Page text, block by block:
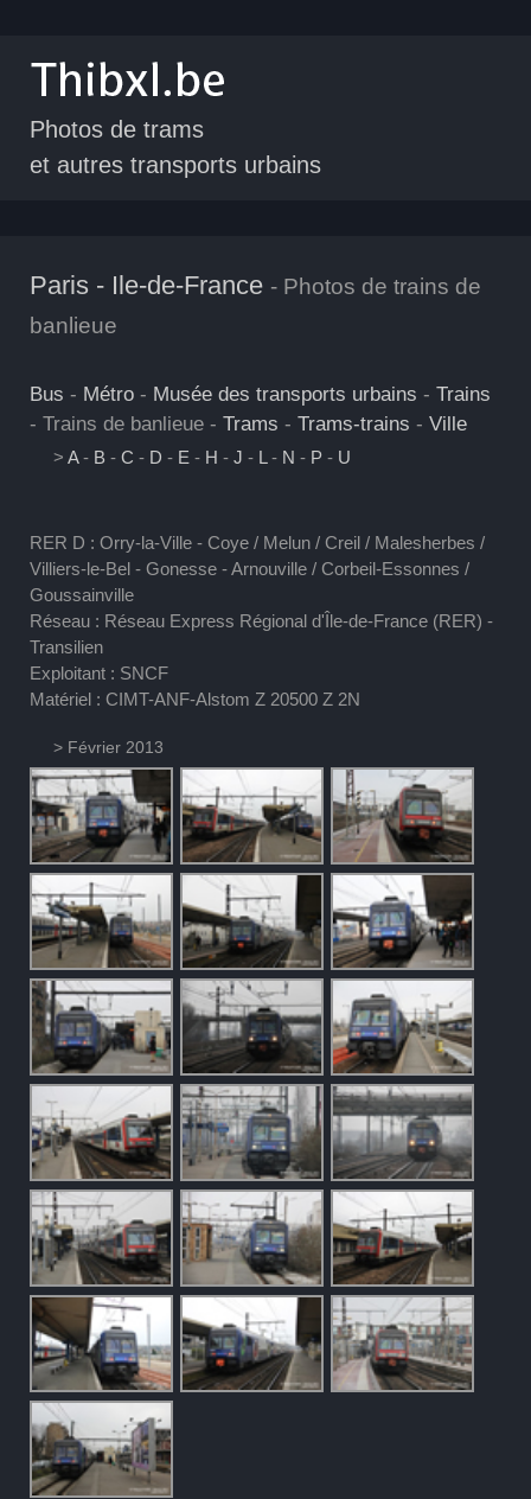
Photos de trams
et autres transports urbains
Paris - Ile-de-France - Photos de trains de
banlieue
Bus - Métro - Musée des transports urbains - Trains
- Trains de banlieue - Trams - Trams-trains - Ville
> A- B - C - D - E - H - J - L - N - P - U
RER D : Orry-la-Ville - Coye / Melun / Creil / Malesherbes /
Villiers-le-Bel - Gonesse - Arnouville / Corbeil-Essonnes /
Goussainville
Réseau : Réseau Express Régional d'Île-de-France (RER) -
Transilien
Exploitant : SNCF
Matériel : CIMT-ANF-Alstom Z 20500 Z 2N
> Février 2013